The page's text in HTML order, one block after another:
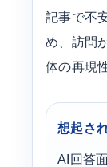
記事で不
め、訪問
体の再現
想起さ
AI回答